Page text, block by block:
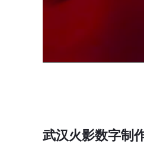
武汉火影数字制